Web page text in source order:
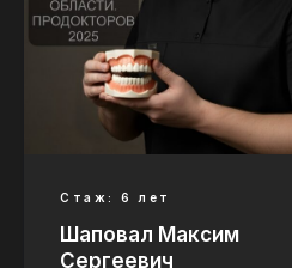
Стаж: 6 лет
Шаповал Максим
Сергеевич
Подробнее
Имплантация и
протезирование